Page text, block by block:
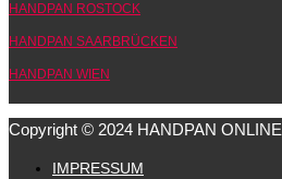
HANDPAN ROSTOCK
HANDPAN SAARBRÜCKEN
HANDPAN WIEN
Copyright © 2024 HANDPAN ONLINE
IMPRESSUM